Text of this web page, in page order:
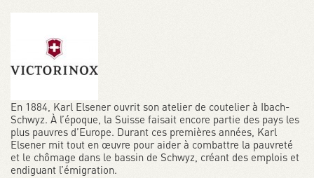
En 1884, Karl Elsener ouvrit son atelier de coutelier à Ibach-
Schwyz. À l’époque, la Suisse faisait encore partie des pays les
plus pauvres d’Europe. Durant ces premières années, Karl
Elsener mit tout en œuvre pour aider à combattre la pauvreté
et le chômage dans le bassin de Schwyz, créant des emplois et
endiguant l’émigration.